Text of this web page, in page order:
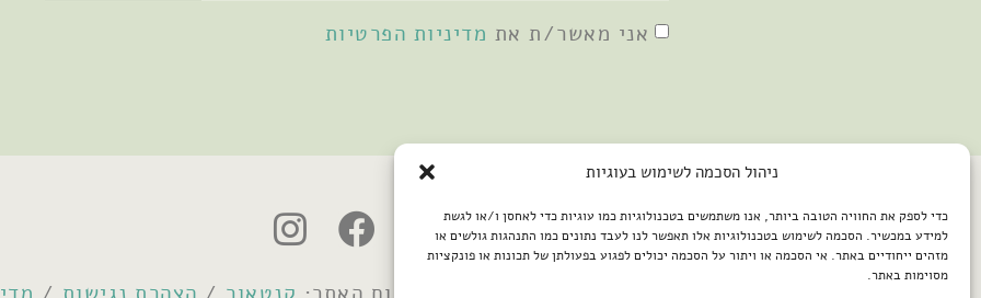
ניהול הסכמה לשימוש בעוגיות
כדי לספק את החוויה הטובה ביותר, אנו משתמשים בטכנולוגיות כמו עוגיות כדי לאחסן ו/או לגשת
למידע במכשיר. הסכמה לשימוש בטכנולוגיות אלו תאפשר לנו לעבד נתונים כמו התנהגות גולשים או
מזהים ייחודיים באתר. אי הסכמה או ויתור על הסכמה יכולים לפגוע בפעולתן של תכונות או פונקציות
מסוימות באתר.
אני מאשר/ת את מדיניות הפרטיות